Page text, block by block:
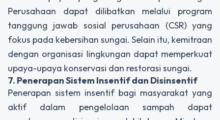
Perusahaan dapat dilibatkan melalui program
tanggung jawab sosial perusahaan (CSR) yang
fokus pada kebersihan sungai. Selain itu, kemitraan
dengan organisasi lingkungan dapat memperkuat
upaya-upaya konservasi dan restorasi sungai.
7. Penerapan Sistem Insentif dan Disinsentif
Penerapan sistem insentif bagi masyarakat yang
aktif dalam pengelolaan sampah dapat